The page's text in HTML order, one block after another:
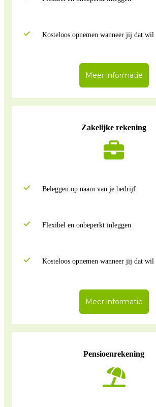
Kosteloos opnemen wanneer jij dat wil
Meer informatie
Zakelijke rekening
Beleggen op naam van je bedrijf
Flexibel en onbeperkt inleggen
Kosteloos opnemen wanneer jij dat wil
Meer informatie
Pensioenrekening